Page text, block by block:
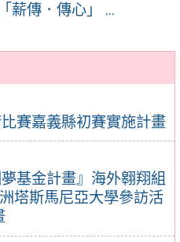
賽嘉義縣初賽實施計畫
基金計畫』海外翱翔組
塔斯馬尼亞大學參訪活
薪傳．傳心」 ...